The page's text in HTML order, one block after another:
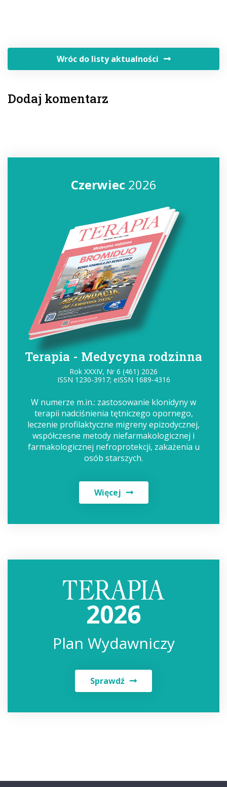
Wróc do listy aktualności
Dodaj komentarz
Czerwiec2026
Terapia - Medycyna rodzinna
Rok XXXIV, Nr 6 (461) 2026
ISSN 1230-3917; eISSN 1689-4316
W numerze m.in.: zastosowanie klonidyny w
terapii nadciśnienia tętniczego opornego,
leczenie profilaktyczne migreny epizodycznej,
współczesne metody niefarmakologicznej i
farmakologicznej nefroprotekcji, zakażenia u
osób starszych.
Więcej
2026
Plan Wydawniczy
Sprawdź